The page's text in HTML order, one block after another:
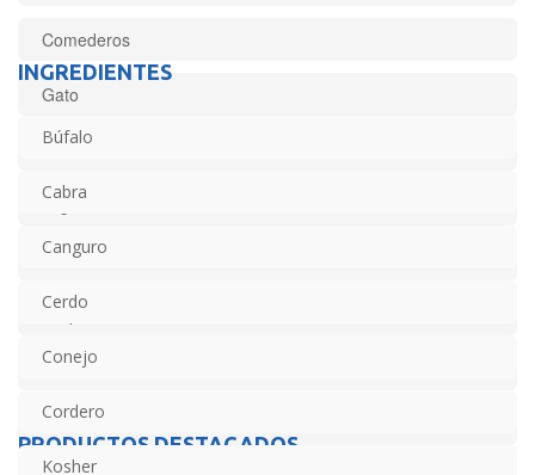
Comederos
Gato
Húmedo
Juguetes
Kosher
Limpieza
Mascotas
Medicado
INGREDIENTES
Búfalo
Cabra
Canguro
Cerdo
Conejo
Cordero
Kosher
PRODUCTOS DESTACADOS